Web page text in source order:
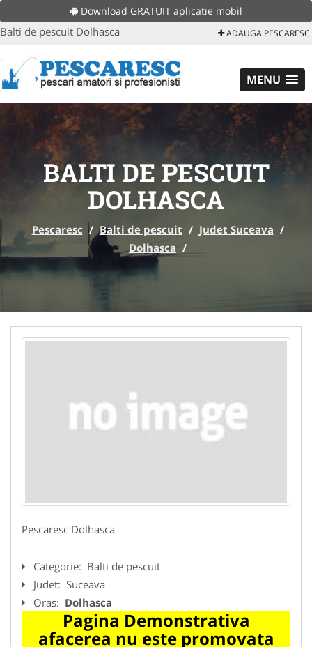
Download GRATUIT aplicatie mobil
Balti de pescuit Dolhasca ADAUGA PESCARESC
MENU
BALTI DE PESCUIT
DOLHASCA
Pescaresc / Balti de pescuit / Judet Suceava /
Dolhasca /
Pescaresc Dolhasca
Categorie: Balti de pescuit
Judet: Suceava
Oras: Dolhasca
Pagina Demonstrativa
afacerea nu este promovata